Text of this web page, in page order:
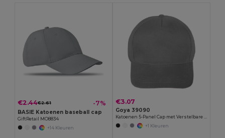
€2.44€2.61 -7%
BASIE Katoenen baseball cap
GiftRetail MO8834
+14 Kleuren
€3.07
Goya 39090
Katoenen 5-Panel Cap met Verstelbare Velcro FIRST-CLASS
+1 Kleuren